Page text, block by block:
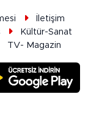
İletişim
Kültür-Sanat
TV- Magazin